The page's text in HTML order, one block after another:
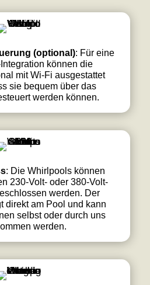
(optional): Für eine
können die
mit Wi-Fi ausgestattet
sie bequem über das
werden können.
: Die Whirlpools können
230-Volt- oder 380-Volt-
werden. Der
direkt am Pool und kann
selbst oder durch uns
werden.